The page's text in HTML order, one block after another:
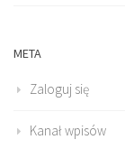
META
Zaloguj się
Kanał wpisów